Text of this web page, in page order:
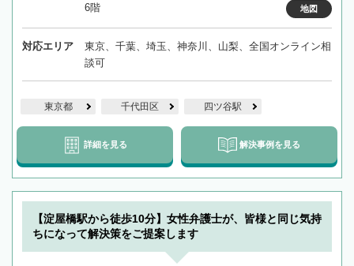
6階
地図
対応エリア
東京、千葉、埼玉、神奈川、山梨、全国オンライン相
談可
東京都 千代田区 四ツ谷駅
詳細を見る 解決事例を見る
【淀屋橋駅から徒歩10分】女性弁護士が、皆様と同じ気持
ちになって解決策をご提案します